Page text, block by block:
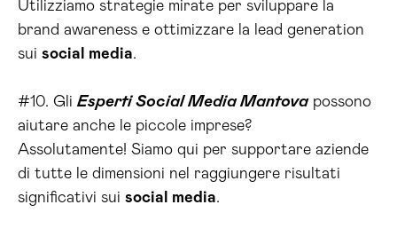
Utilizziamo strategie mirate per sviluppare la
brand awareness e ottimizzare la lead generation
sui social media.
#10. Gli Esperti Social Media Mantovapossono
aiutare anche le piccole imprese?
Assolutamente! Siamo qui per supportare aziende
di tutte le dimensioni nel raggiungere risultati
significativi sui social media.